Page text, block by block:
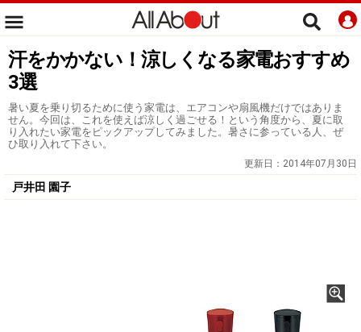
汗をかかない！涼しくなる家電おすすめ
3選
暑い夏を乗り切るために使う家電は、エアコンや扇風機だけではありま
せん。今回は、これを使えば涼しく過ごせる！という角度から、夏に取
り入れたい家電をピックアップしてみました。暑さに参っている人、ぜ
ひ取り入れて下さい。
更新日： 2014年07月30日
戸井田 園子